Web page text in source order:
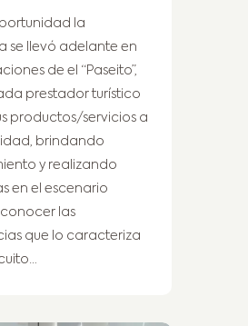
la
se llevó adelante en
de el “Paseito”,
prestador turístico
productos/servicios a
brindando
y realizando
en el escenario
las
que lo caracteriza